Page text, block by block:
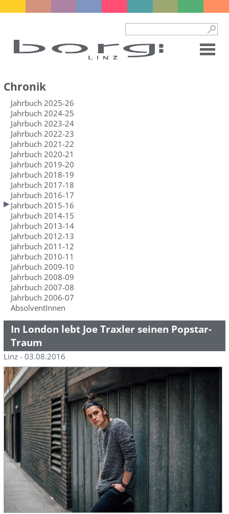
Chronik
Jahrbuch 2025-26
Jahrbuch 2024-25
Jahrbuch 2023-24
Jahrbuch 2022-23
Jahrbuch 2021-22
Jahrbuch 2020-21
Jahrbuch 2019-20
Jahrbuch 2018-19
Jahrbuch 2017-18
Jahrbuch 2016-17
Jahrbuch 2015-16
Jahrbuch 2014-15
Jahrbuch 2013-14
Jahrbuch 2012-13
Jahrbuch 2011-12
Jahrbuch 2010-11
Jahrbuch 2009-10
Jahrbuch 2008-09
Jahrbuch 2007-08
Jahrbuch 2006-07
AbsolventInnen
In London lebt Joe Traxler seinen Popstar-
Traum
Linz - 03.08.2016